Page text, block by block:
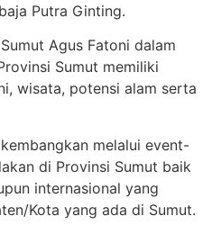
Putra Ginting.
Agus Fatoni dalam
Sumut memiliki
wisata, potensi alam serta
melalui event-
di Provinsi Sumut baik
internasional yang
Kota yang ada di Sumut.